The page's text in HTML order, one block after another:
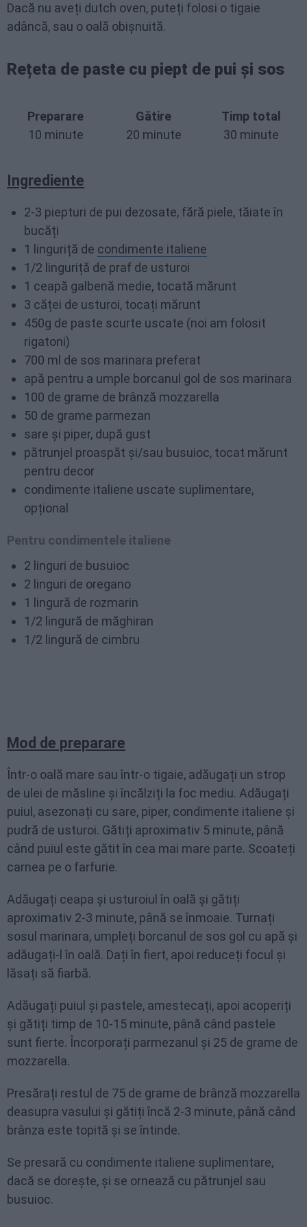
Dacă nu aveți dutch oven, puteți folosi o tigaie
adâncă, sau o oală obișnuită.
Rețeta de paste cu piept de pui și sos
Preparare
10 minute
Gătire
20 minute
Timp total
30 minute
Ingrediente
2-3 piepturi de pui dezosate, fără piele, tăiate în
bucăți
1 linguriță de condimente italiene
1/2 linguriță de praf de usturoi
1 ceapă galbenă medie, tocată mărunt
3 căței de usturoi, tocați mărunt
450g de paste scurte uscate (noi am folosit
rigatoni)
700 ml de sos marinara preferat
apă pentru a umple borcanul gol de sos marinara
100 de grame de brânză mozzarella
50 de grame parmezan
sare și piper, după gust
pătrunjel proaspăt și/sau busuioc, tocat mărunt
pentru decor
condimente italiene uscate suplimentare,
opțional
Pentru condimentele italiene
2 linguri de busuioc
2 linguri de oregano
1 lingură de rozmarin
1/2 lingură de măghiran
1/2 lingură de cimbru
Mod de preparare
Într-o oală mare sau într-o tigaie, adăugați un strop
de ulei de măsline și încălziți la foc mediu. Adăugați
puiul, asezonați cu sare, piper, condimente italiene și
pudră de usturoi. Gătiți aproximativ 5 minute, până
când puiul este gătit în cea mai mare parte. Scoateți
carnea pe o farfurie.
Adăugați ceapa și usturoiul în oală și gătiți
aproximativ 2-3 minute, până se înmoaie. Turnați
sosul marinara, umpleți borcanul de sos gol cu apă și
adăugați-l în oală. Dați în fiert, apoi reduceți focul și
lăsați să fiarbă.
Adăugați puiul și pastele, amestecați, apoi acoperiți
și gătiți timp de 10-15 minute, până când pastele
sunt fierte. Încorporați parmezanul și 25 de grame de
mozzarella.
Presărați restul de 75 de grame de brânză mozzarella
deasupra vasului și gătiți încă 2-3 minute, până când
brânza este topită și se întinde.
Se presară cu condimente italiene suplimentare,
dacă se dorește, și se ornează cu pătrunjel sau
busuioc.